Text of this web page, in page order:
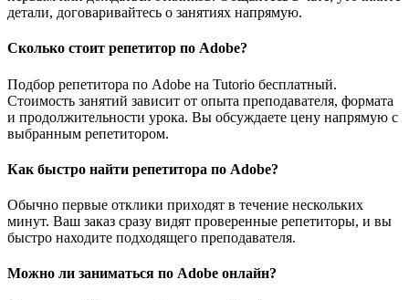
детали, договаривайтесь о занятиях напрямую.
Сколько стоит репетитор по Adobe?
Подбор репетитора по Adobe на Tutorio бесплатный.
Стоимость занятий зависит от опыта преподавателя, формата
и продолжительности урока. Вы обсуждаете цену напрямую с
выбранным репетитором.
Как быстро найти репетитора по Adobe?
Обычно первые отклики приходят в течение нескольких
минут. Ваш заказ сразу видят проверенные репетиторы, и вы
быстро находите подходящего преподавателя.
Можно ли заниматься по Adobe онлайн?